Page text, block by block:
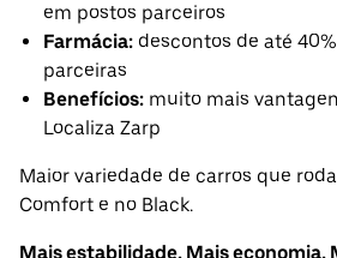
em postos parceiros
Farmácia: descontos de até
parceiras
Benefícios: muito mais
Localiza Zarp
Maior variedade de carros que
Comfort e no Black.
Mais estabilidade. Mais economia.